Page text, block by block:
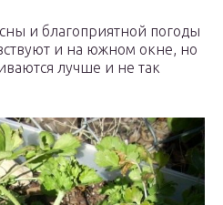
и благоприятной погоды
и на южном окне, но
лучше и не так